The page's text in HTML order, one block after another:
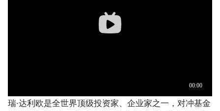
瑞·达利欧是全世界顶级投资家、企业家之一，对冲基金